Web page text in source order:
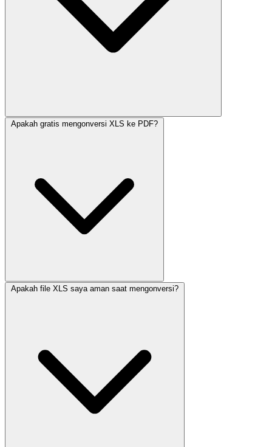
Apakah gratis mengonversi XLS ke PDF?
Apakah file XLS saya aman saat mengonversi?